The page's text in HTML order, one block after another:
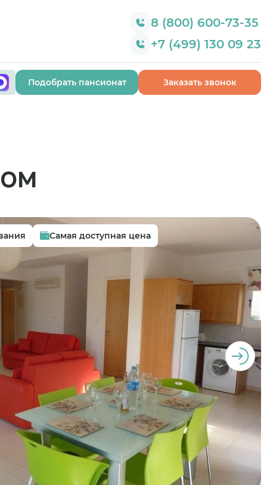
8 (800) 600-73-35
+7 (499) 130 09 23
Подобрать пансионат Заказать звонок
Самая доступная цена